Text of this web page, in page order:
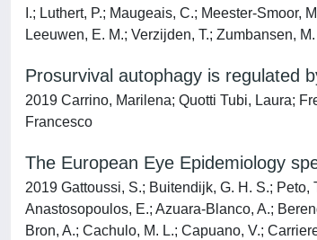
I.; Luthert, P.; Maugeais, C.; Meester-Smoor,
Leeuwen, E. M.; Verzijden, T.; Zumbansen, M.
Prosurvival autophagy is regulated
2019 Carrino, Marilena; Quotti Tubi, Laura;
Francesco
The European Eye Epidemiology
2019 Gattoussi, S.; Buitendijk, G. H. S.; Peto,
Anastosopoulos, E.; Azuara-Blanco, A.;
Bron, A.; Cachulo, M. L.; Capuano, V.;